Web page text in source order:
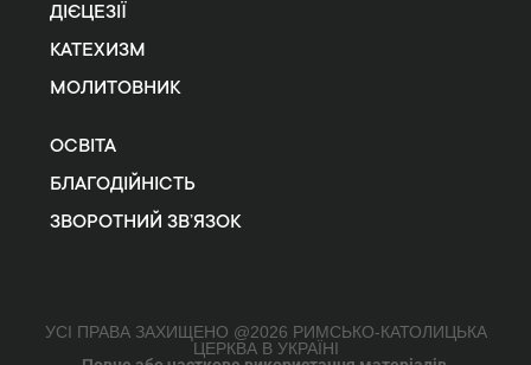
ДІЄЦЕЗІЇ
КАТЕХИЗМ
МОЛИТОВНИК
ОСВІТА
БЛАГОДІЙНІСТЬ
ЗВОРОТНИЙ ЗВ’ЯЗОК
УСІ ПРАВА ЗАХИЩЕНО @2026 РИМСЬКО-КАТОЛИЦЬКА
ЦЕРКВА В УКРАЇНІ